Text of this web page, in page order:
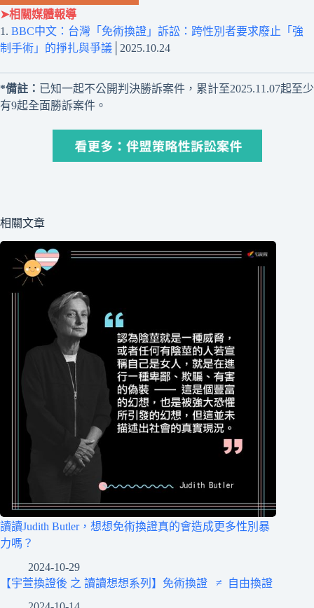
➤相關媒體報導
1. BBC中文：台灣「免術換證」訴訟：跨性別者要求廢止「強
制手術」的掙扎與爭議 │2025.10.24
*備註： 已知一起不公開判決勝訴案件，累計至2025.11.07起至少
有9起全面勝訴案件。
相關文章
讀讀Judith Butler，想想免術換證真的會造成更多性別暴
力嗎？
2024-10-29
【宇萱換證後 之 讀讀想想系列】免術換證 ≠ 自由換證